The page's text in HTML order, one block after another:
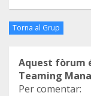
Torna al Grup
Aquest fòrum
Teaming
Per comentar: